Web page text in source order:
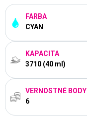
FARBA
CYAN
KAPACITA
3710 (40 ml)
VERNOSTNÉ BODY
6